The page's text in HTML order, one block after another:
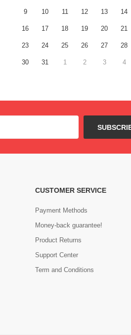
9 10 11 12 13 14
16 17 18 19 20 21
23 24 25 26 27 28
30 31 1 2 3 4
CUSTOMER SERVICE
Payment Methods
Money-back guarantee!
Product Returns
Support Center
Term and Conditions